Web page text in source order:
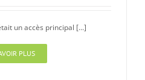
un accès principal [...]
PLUS